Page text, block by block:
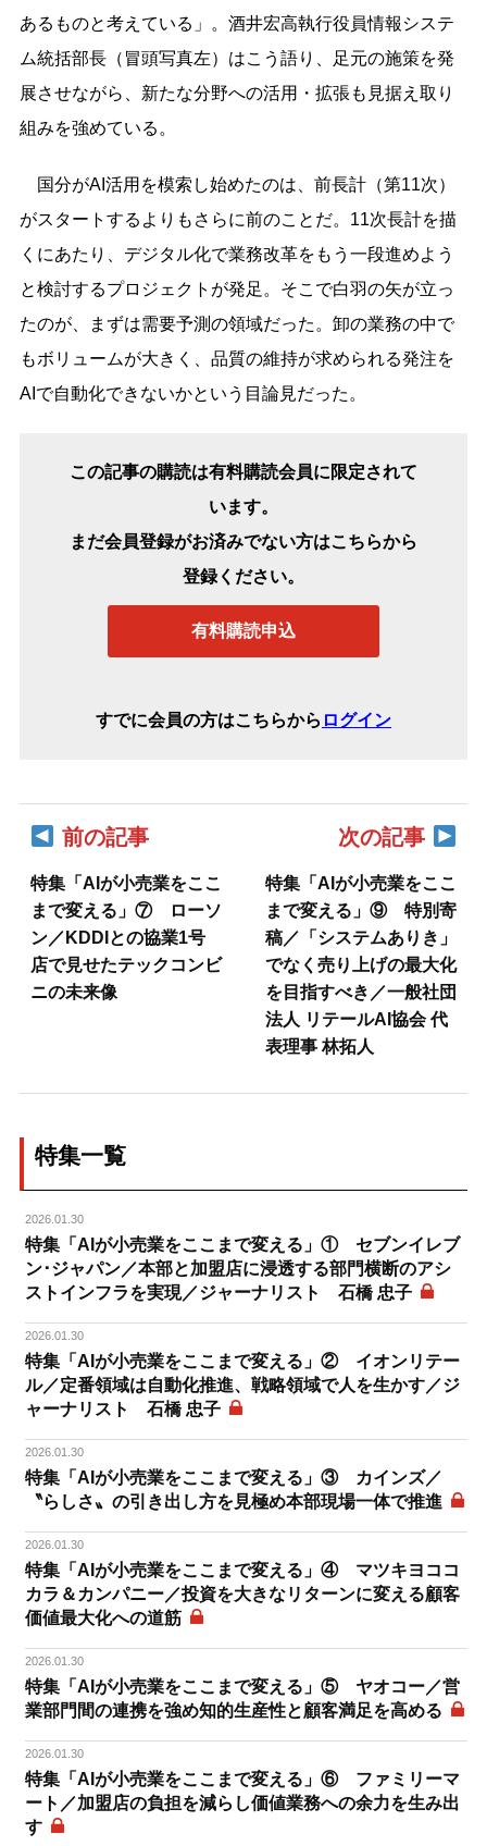
あるものと考えている」。酒井宏高執行役員情報システ
ム統括部長（冒頭写真左）はこう語り、足元の施策を発
展させながら、新たな分野への活用・拡張も見据え取り
組みを強めている。
国分がAI活用を模索し始めたのは、前長計（第11次）
がスタートするよりもさらに前のことだ。11次長計を描
くにあたり、デジタル化で業務改革をもう一段進めよう
と検討するプロジェクトが発足。そこで白羽の矢が立っ
たのが、まずは需要予測の領域だった。卸の業務の中で
もボリュームが大きく、品質の維持が求められる発注を
AIで自動化できないかという目論見だった。
この記事の購読は有料購読会員に限定されて
います。
まだ会員登録がお済みでない方はこちらから
登録ください。
有料購読申込
すでに会員の方はこちらから ログイン
前の記事
特集「AIが小売業をここ
まで変える」⑦ ローソ
ン／KDDIとの協業1号
店で見せたテックコンビ
ニの未来像
次の記事
特集「AIが小売業をここ
まで変える」⑨ 特別寄
稿／「システムありき」
でなく売り上げの最大化
を目指すべき／一般社団
法人 リテールAI協会 代
表理事 林拓人
特集一覧
2026.01.30
特集「AIが小売業をここまで変える」① セブンイレブ
ン･ジャパン／本部と加盟店に浸透する部門横断のアシ
ストインフラを実現／ジャーナリスト 石橋 忠子
2026.01.30
特集「AIが小売業をここまで変える」② イオンリテー
ル／定番領域は自動化推進、戦略領域で人を生かす／ジ
ャーナリスト 石橋 忠子
2026.01.30
特集「AIが小売業をここまで変える」③ カインズ／
〝らしさ〟の引き出し方を見極め本部現場一体で推進
2026.01.30
特集「AIが小売業をここまで変える」④ マツキヨココ
カラ＆カンパニー／投資を大きなリターンに変える顧客
価値最大化への道筋
2026.01.30
特集「AIが小売業をここまで変える」⑤ ヤオコー／営
業部門間の連携を強め知的生産性と顧客満足を高める
2026.01.30
特集「AIが小売業をここまで変える」⑥ ファミリーマ
ート／加盟店の負担を減らし価値業務への余力を生み出
す